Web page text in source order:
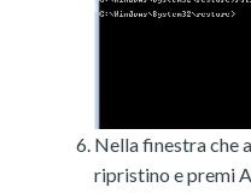
Nella finestra che
ripristino e premi